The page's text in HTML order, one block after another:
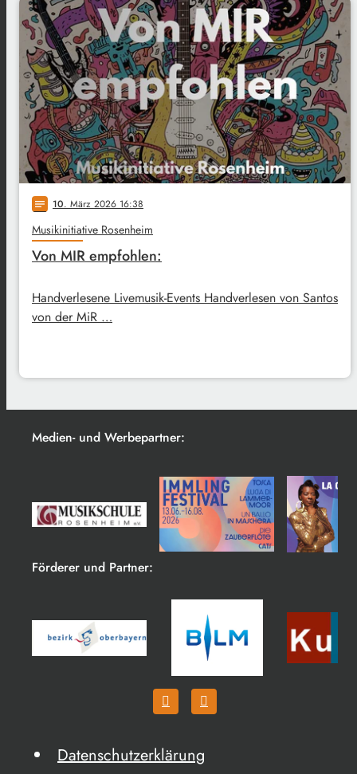
notes 10. März 2026 16:38
Musikinitiative Rosenheim
Von MIR empfohlen:
Handverlesene Livemusik-Events Handverlesen von Santos
von der MiR …
Medien- und Werbepartner:
Förderer und Partner:
Datenschutzerklärung